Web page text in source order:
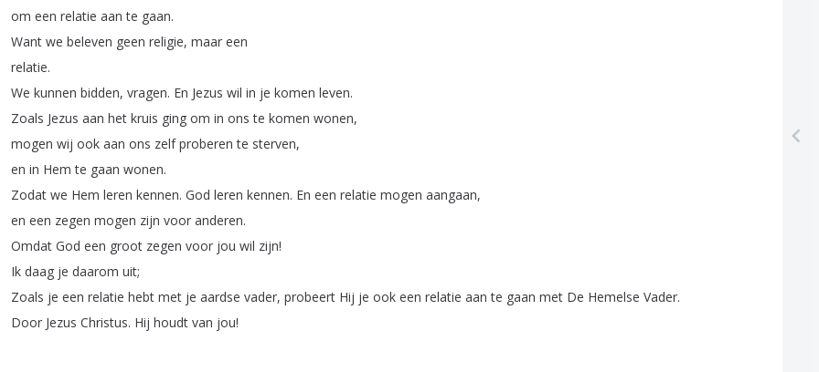
om een relatie aan te gaan.
Want we beleven geen religie, maar een
relatie.
We kunnen bidden, vragen. En Jezus wil in je komen leven.
Zoals Jezus aan het kruis ging om in ons te komen wonen,
mogen wij ook aan ons zelf proberen te sterven,
en in Hem te gaan wonen.
Zodat we Hem leren kennen. God leren kennen. En een relatie mogen aangaan,
en een zegen mogen zijn voor anderen.
Omdat God een groot zegen voor jou wil zijn!
Ik daag je daarom uit;
Zoals je een relatie hebt met je aardse vader, probeert Hij je ook een relatie aan te gaan met De Hemelse Vader.
Door Jezus Christus. Hij houdt van jou!